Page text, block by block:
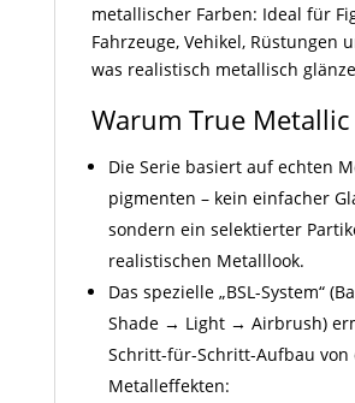
metallischer Farben: Ideal für
Fahrzeuge, Vehikel, Rüstungen
was realistisch metallisch
Warum True Metallic
Die Serie basiert auf echten
pigmenten – kein einfacher
sondern ein selektierter
realistischen Metall­look.
Das spezielle „BSL-System“
Shade → Light → Airbrush)
Schritt-für-Schritt-Aufbau von
Metall­effekten: